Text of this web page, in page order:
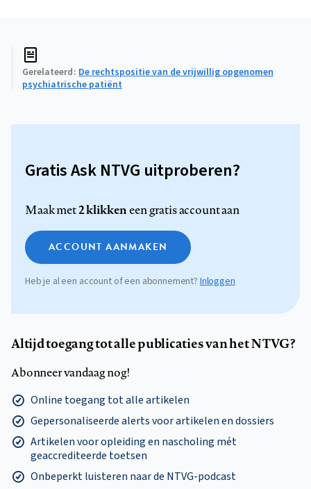
Gerelateerd De rechtspositie van de vrijwillig opgenomen
psychiatrische patiënt
Gratis Ask NTVG uitproberen?
Maak met2 klikkeneen gratis account aan
ACCOUNT AANMAKEN
Heb je al een account of een abonnement?Inloggen
Altijd toegang tot alle publicaties van het NTVG?
Abonneer vandaag nog!
Online toegang tot alle artikelen
Gepersonaliseerde alerts voor artikelen en dossiers
Artikelen voor opleiding en nascholing mét
geaccrediteerde toetsen
Onbeperkt luisteren naar de NTVG-podcast